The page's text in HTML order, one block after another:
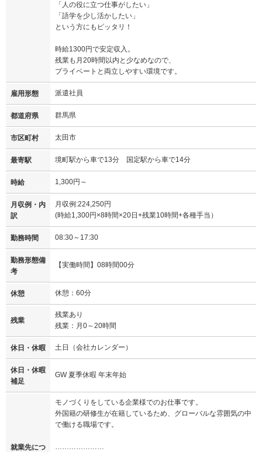
「人の役に立つ仕事がしたい」
「語学を少し活かしたい」
という方にもピッタリ！
時給1300円で安定収入。
残業も月20時間以内と少なめなので、
プライベートと両立しやすい環境です。
雇用形態 派遣社員
都道府県 群馬県
市区町村 太田市
最寄駅 境町駅から車で13分 国定駅から車で14分
時給 1,300円～
月収例・内
訳
月収例:224,250円
(時給1,300円×8時間×20日+残業10時間+各種手当）
勤務時間 08:30～17:30
勤務形態備
考
【実働時間】08時間00分
休憩 休憩：60分
残業
残業あり
残業：月0～20時間
休日・休暇 土日（会社カレンダー）
休日・休暇
補足
GW 夏季休暇 年末年始
就業先につ
モノづくりをしている企業様でのお仕事です。
外国籍の研修生が在籍しているため、グローバルな雰囲気の中
で働ける職場です。
…………………